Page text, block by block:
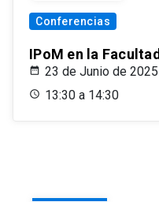
Conferencias
IPoM en la Facultad
23 de Junio de 2025
13:30 a 14:30